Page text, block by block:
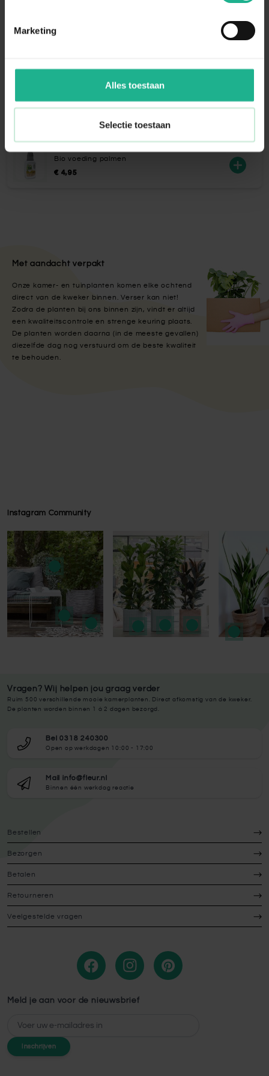
Marketing
Alles toestaan
Selectie toestaan
gaan maken van het watergeefsysteem.
Voeg opnieuw water toe wanneer de
het streepje ‘max’ te worden aangevuld.
Fleur.nl
Bio voeding palmen
€ 4,95
Met aandacht verpakt
Onze kamer- en tuinplanten komen elke ochtend
direct van de kweker binnen. Verser kan niet!
Zodra de planten bij ons binnen zijn, vindt er altijd
een kwaliteitscontrole en strenge keuring plaats.
De planten worden daarna (in de meeste gevallen)
diezelfde dag nog verstuurd om de beste kwaliteit
te behouden.
Instagram Community
Press to skip carousel
Press to skip carousel
Vragen? Wij helpen jou graag verder
Ruim 500 verschillende mooie kamerplanten. Direct afkomstig van de kweker.
De planten worden binnen 1 à 2 dagen bezorgd.
Bel 0318 240300
Open op werkdagen 10:00 - 17:00
Mail info@fleur.nl
Binnen één werkdag reactie
Bestellen
Bezorgen
Betalen
Retourneren
Veelgestelde vragen
Meld je aan voor de nieuwsbrief
E-mailadres
Inschrijven